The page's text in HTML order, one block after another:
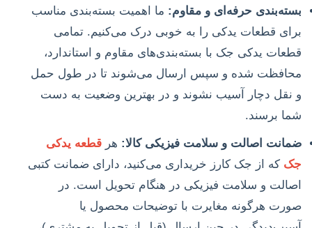
بسته‌بندی حرفه‌ای و مقاوم: ما اهمیت بسته‌بندی مناسب
برای قطعات یدکی را به خوبی درک می‌کنیم. تمامی
قطعات یدکی جک با بسته‌بندی‌های مقاوم و استاندارد،
محافظت شده و سپس ارسال می‌شوند تا در طول حمل
و نقل دچار آسیب نشوند و در بهترین وضعیت به دست
شما برسند.
ضمانت اصالت و سلامت فیزیکی کالا: هر قطعه یدکی
جک که از جک کارز خریداری می‌کنید، دارای ضمانت کتبی
اصالت و سلامت فیزیکی در هنگام تحویل است. در
صورت هرگونه مغایرت با توضیحات محصول یا